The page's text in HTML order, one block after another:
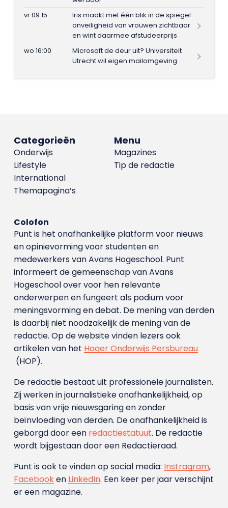
vr 09:15
Iris maakt met één blik in de spiegel
onveiligheid van vrouwen zichtbaar
en wint daarmee afstudeerprijs
wo 16:00
Microsoft de deur uit? Universiteit
Utrecht wil eigen mailomgeving
Menu
Magazines
Tip de redactie
Categorieën
Onderwijs
Lifestyle
International
Themapagina’s
Colofon
Punt is het onafhankelijke platform voor nieuws
en opinievorming voor studenten en
medewerkers van Avans Hoge­school. Punt
informeert de gemeenschap van Avans
Hogeschool over voor hen relevante
onderwerpen en fungeert als podium voor
meningsvorming en debat. De mening van derden
is daarbij niet noodzakelijk de mening van de
redactie. Op de website vinden lezers ook
artikelen van het Hoger Onderwijs Persbureau
(HOP).
De redactie bestaat uit professionele journalisten.
Zij werken in journalistieke onafhankelijkheid, op
basis van vrije nieuwsgaring en zonder
beïnvloeding van derden. De onafhankelijkheid is
geborgd door een redactiestatuut. De redactie
wordt bijgestaan door een Redactieraad.
Punt is ook te vinden op social media: Instragram,
Facebooken LinkedIn. Een keer per jaar verschijnt
er een magazine.